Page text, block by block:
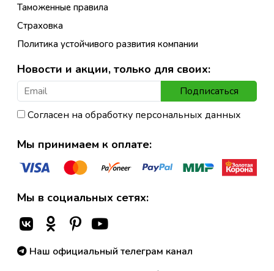
Таможенные правила
Страховка
Политика устойчивого развития компании
Новости и акции, только для своих:
Подписаться
Согласен на обработку персональных данных
Мы принимаем к оплате:
Мы в социальных сетях:
Наш официальный телеграм канал